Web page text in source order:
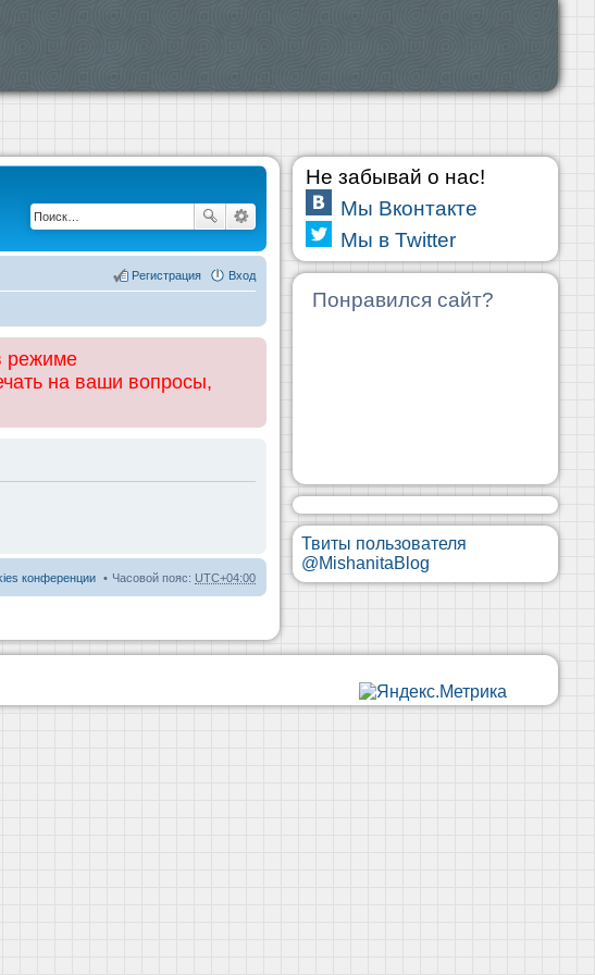
Вход
Регистрация
режиме
на ваши вопросы,
Часовой пояс: UTC+04:00
конференции
Не забывай о нас!
Мы Вконтакте
Мы в Twitter
Понравился сайт?
Твиты пользователя
@MishanitaBlog